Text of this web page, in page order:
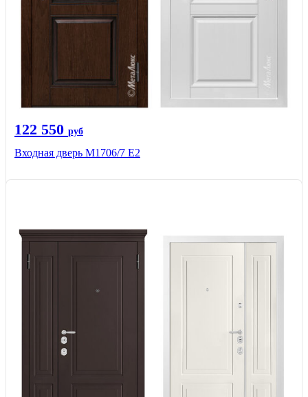
122 550 руб
Входная дверь М1706/7 E2